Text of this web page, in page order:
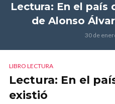
Lectura: En el país
de Alonso
30 de
LIBRO LECTURA
Lectura: En el
existió